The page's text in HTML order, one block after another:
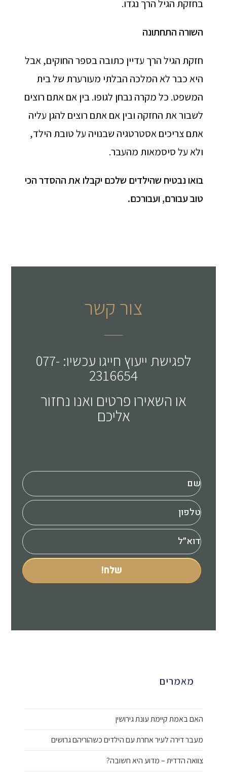
בחזקת הגיל הרך נגדו.
השורה התחתונה
חזקת הגיל הרך עדיין כתובה בספר החוקים, אבל
היא כבר לא המלכה הבלתי מעורערת של בית
המשפט. כל מקרה נבחן לגופו. בין אם אתם רוצים
לשבור את החזקה ובין אם אתם רוצים להגן עליה
אתם צריכים אסטרטגיה שבנויה על טובת הילד,
ולא על סיסמאות מהעבר.
בואו נבטיח שהילדים שלכם יקבלו את ההסדר הכי
טוב עבורם, ועבורכם.
צור קשר
לפגישת ייעוץ חייגו עכשיו: 077-
2316654
או השאירו פרטים ואנו נחזור
אליכם
מאמרים
האם באמת קיימת עונת גירושין
מעבר דירה לעיר אחרת עם הילדים כשהוריהם גרושים
צוואה הדדית – מדוע היא חשובה?